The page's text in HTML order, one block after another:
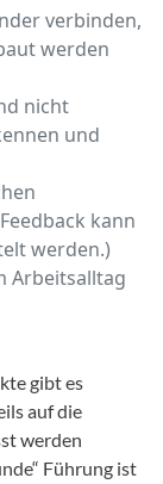
verbinden,
werden
nicht
und
kann
werden.)
Arbeitsalltag
gibt es
auf die
werden
Führung ist